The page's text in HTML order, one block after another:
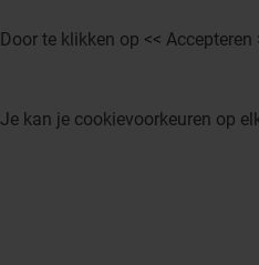
Door te klikken op <<
Je kan je cookievoorkeuren op